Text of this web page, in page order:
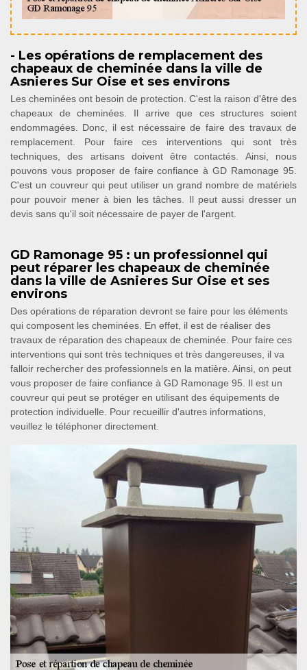
- Les opérations de remplacement des
chapeaux de cheminée dans la ville de
Asnieres Sur Oise et ses environs
Les cheminées ont besoin de protection. C'est la raison d'être des
chapeaux de cheminées. Il arrive que ces structures soient
endommagées. Donc, il est nécessaire de faire des travaux de
remplacement. Pour faire ces interventions qui sont très
techniques, des artisans doivent être contactés. Ainsi, nous
pouvons vous proposer de faire confiance à GD Ramonage 95.
C'est un couvreur qui peut utiliser un grand nombre de matériels
pour pouvoir mener à bien les tâches. Il peut aussi dresser un
devis sans qu'il soit nécessaire de payer de l'argent.
GD Ramonage 95 : un professionnel qui
peut réparer les chapeaux de cheminée
dans la ville de Asnieres Sur Oise et ses
environs
Des opérations de réparation devront se faire pour les éléments
qui composent les cheminées. En effet, il est de réaliser des
travaux de réparation des chapeaux de cheminée. Pour faire ces
interventions qui sont très techniques et très dangereuses, il va
falloir rechercher des professionnels en la matière. Ainsi, on peut
vous proposer de faire confiance à GD Ramonage 95. Il est un
couvreur qui peut se protéger en utilisant des équipements de
protection individuelle. Pour recueillir d'autres informations,
veuillez le téléphoner directement.